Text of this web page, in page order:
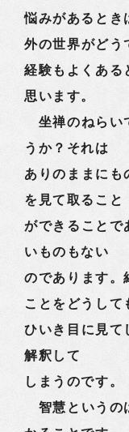
悩みがあるとき
外の世界がどう
経験もよくある
思います。
坐禅のねらい
うか？それは
ありのままにも
を見て取ること
ができることで
いものもない
のであります。
ことをどうして
ひいき目に見て
解釈して
しまうのです。
智慧というの